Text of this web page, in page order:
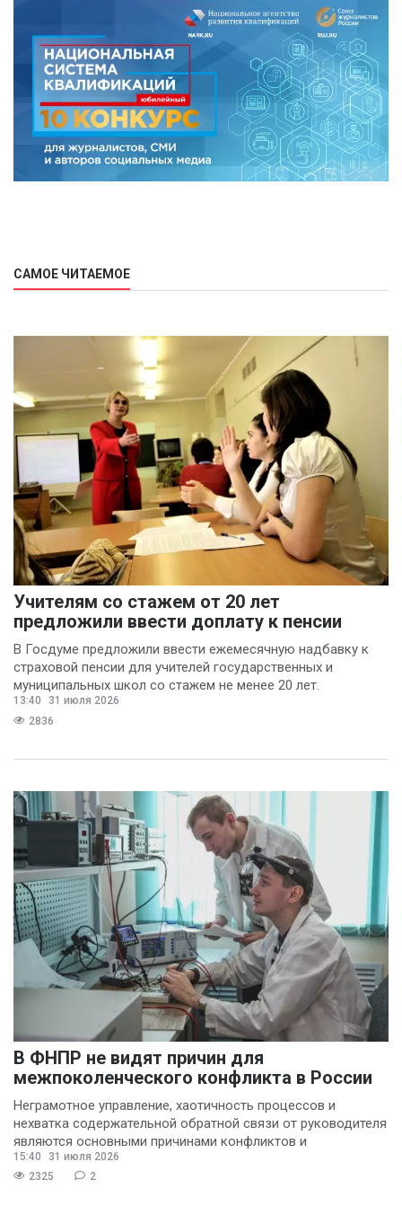
САМОЕ ЧИТАЕМОЕ
Учителям со стажем от 20 лет
предложили ввести доплату к пенсии
В Госдуме предложили ввести ежемесячную надбавку к
страховой пенсии для учителей государственных и
муниципальных школ со стажем не менее 20 лет.
13:40
31 июля 2026
2836
В ФНПР не видят причин для
межпоколенческого конфликта в России
Неграмотное управление, хаотичность процессов и
нехватка содержательной обратной связи от руководителя
являются основными причинами конфликтов и
раздражения в
15:40
31 июля 2026
2325
2